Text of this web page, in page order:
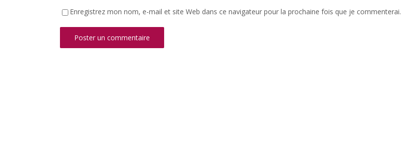
Enregistrez mon nom, e-mail et site Web dans ce navigateur pour la prochaine fois que je commenterai.